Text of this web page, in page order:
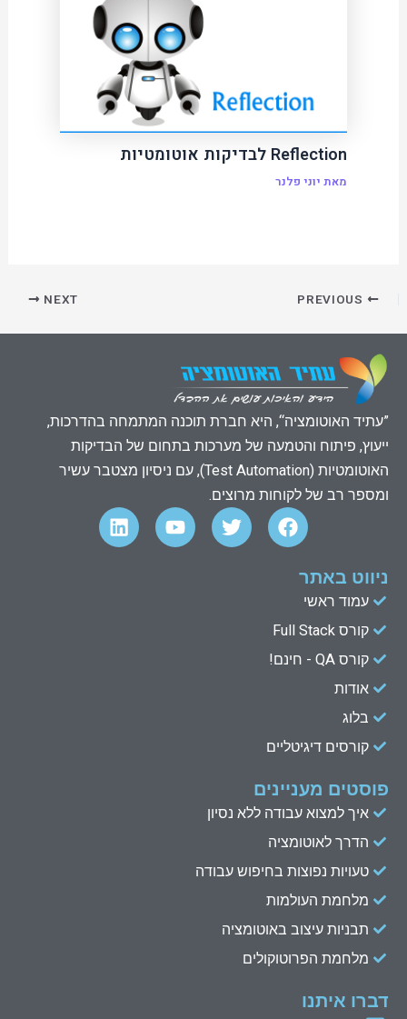
Reflection לבדיקות אוטומטיות
מאת יוני פלנר
NEXT
”עתיד האוטומציה“, היא חברת תוכנה המתמחה בהדרכות,
ייעוץ, פיתוח והטמעה של מערכות בתחום של הבדיקות
האוטומטיות (Test Automation), עם ניסיון מצטבר עשיר
ומספר רב של לקוחות מרוצים.
F
a
c
o
k
T
w
i
Y
o
u
L
i
n
ניווט באתר
עמוד ראשי
קורס Full Stack
קורס QA - חינם!
אודות
בלוג
קורסים דיגיטליים
פוסטים מעניינים
איך למצוא עבודה ללא נסיון
הדרך לאוטומציה
טעויות נפוצות בחיפוש עבודה
מלחמת העולמות
תבניות עיצוב באוטומציה
מלחמת הפרוטוקולים
דברו איתנו